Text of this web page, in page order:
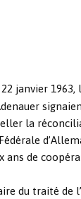
22 janvier 1963,
la
ans de
du traité de